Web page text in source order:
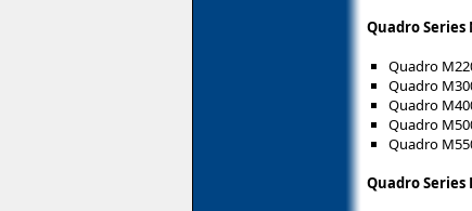
Quadro Series
Quadro
Quadro
Quadro
Quadro
Quadro
Quadro Series